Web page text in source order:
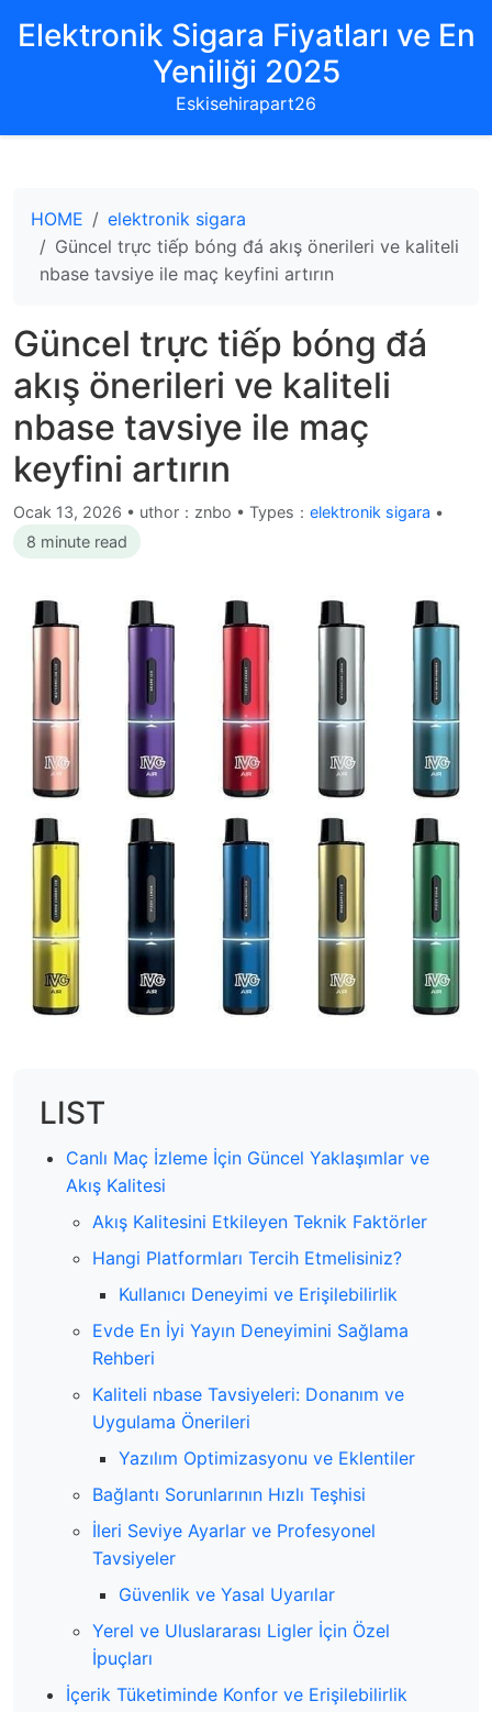
Elektronik Sigara Fiyatları ve En
Yeniliği 2025
Eskisehirapart26
HOME
elektronik sigara
Güncel trực tiếp bóng đá akış önerileri ve kaliteli
nbase tavsiye ile maç keyfini artırın
Güncel trực tiếp bóng đá
akış önerileri ve kaliteli
nbase tavsiye ile maç
keyfini artırın
Ocak 13, 2026 • uthor：znbo • Types： elektronik sigara •
8 minute read
LIST
Canlı Maç İzleme İçin Güncel Yaklaşımlar ve
Akış Kalitesi
Akış Kalitesini Etkileyen Teknik Faktörler
Hangi Platformları Tercih Etmelisiniz?
Kullanıcı Deneyimi ve Erişilebilirlik
Evde En İyi Yayın Deneyimini Sağlama
Rehberi
Kaliteli nbase Tavsiyeleri: Donanım ve
Uygulama Önerileri
Yazılım Optimizasyonu ve Eklentiler
Bağlantı Sorunlarının Hızlı Teşhisi
İleri Seviye Ayarlar ve Profesyonel
Tavsiyeler
Güvenlik ve Yasal Uyarılar
Yerel ve Uluslararası Ligler İçin Özel
İpuçları
İçerik Tüketiminde Konfor ve Erişilebilirlik